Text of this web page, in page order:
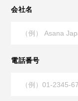
会社名
電話番号